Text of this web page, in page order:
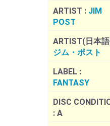
ARTIST : JIM
POST
ARTIST(日本
ジム・ポスト
LABEL :
FANTASY
DISC
: A